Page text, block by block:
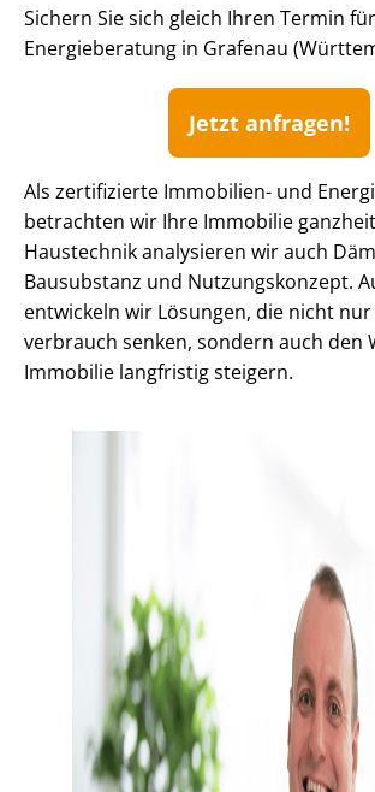
Sichern Sie sich gleich Ihren Termin
Energieberatung in Grafenau
Jetzt anfragen!
Als zertifizierte Immobilien- und
betrachten wir Ihre Immobilie
Haustechnik analysieren wir auch
Bausubstanz und Nutzungskonzept.
entwickeln wir Lösungen, die nicht
ver­brauch senken, sondern auch den
Immobilie langfristig steigern.